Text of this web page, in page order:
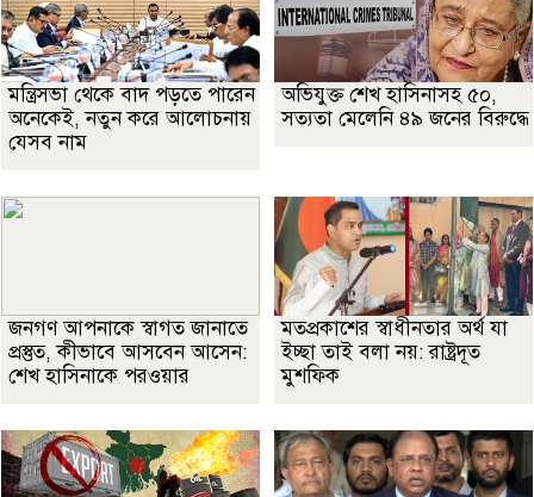
মন্ত্রিসভা থেকে বাদ পড়তে পারেন
অনেকেই, নতুন করে আলোচনায়
যেসব নাম
অভিযুক্ত শেখ হাসিনাসহ ৫০,
সত্যতা মেলেনি ৪৯ জনের বিরুদ্ধে
জনগণ আপনাকে স্বাগত জানাতে
প্রস্তুত, কীভাবে আসবেন আসেন:
শেখ হাসিনাকে পরওয়ার
মতপ্রকাশের স্বাধীনতার অর্থ যা
ইচ্ছা তাই বলা নয়: রাষ্ট্রদূত
মুশফিক